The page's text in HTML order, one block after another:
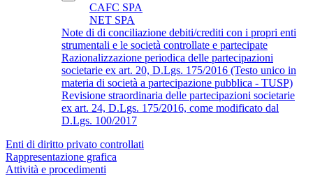
CAFC SPA
NET SPA
Note di di conciliazione debiti/crediti con i propri enti
strumentali e le società controllate e partecipate
Razionalizzazione periodica delle partecipazioni
societarie ex art. 20, D.Lgs. 175/2016 (Testo unico in
materia di società a partecipazione pubblica - TUSP)
Revisione straordinaria delle partecipazioni societarie
ex art. 24, D.Lgs. 175/2016, come modificato dal
D.Lgs. 100/2017
Enti di diritto privato controllati
Rappresentazione grafica
Attività e procedimenti